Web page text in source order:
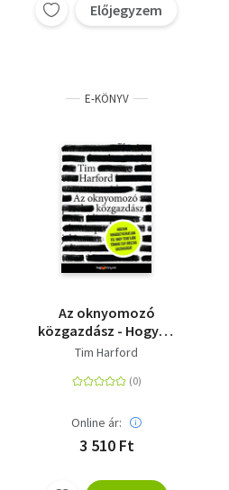
Előjegyzem
E-KÖNYV
Az oknyomozó
közgazdász - Hogyan
virágoztathatjuk fel
egy ország
Tim Harford
Online ár:
3 510 Ft